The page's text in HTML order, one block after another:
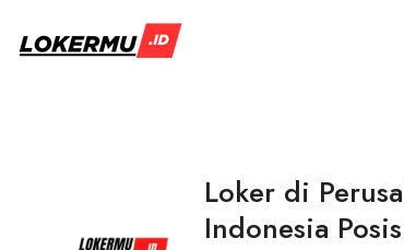
Loker di
Indonesia